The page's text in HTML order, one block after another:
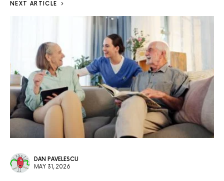
NEXT ARTICLE
DAN PAVELESCU
MAY 31, 2026